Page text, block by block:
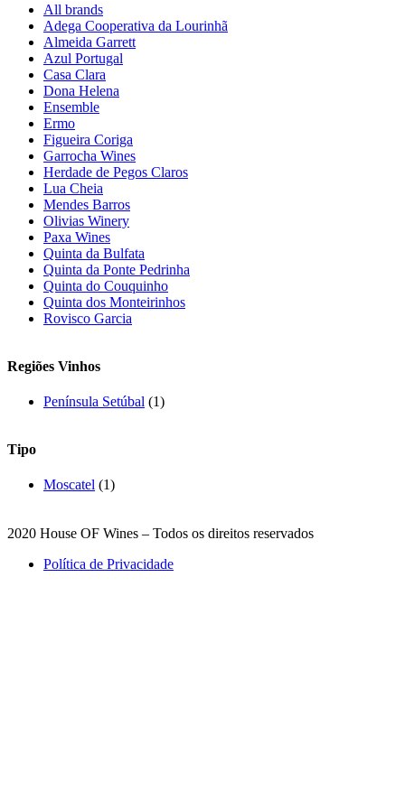
All brands
Adega Cooperativa da Lourinhã
Almeida Garrett
Azul Portugal
Casa Clara
Dona Helena
Ensemble
Ermo
Figueira Coriga
Garrocha Wines
Herdade de Pegos Claros
Lua Cheia
Mendes Barros
Olivias Winery
Paxa Wines
Quinta da Bulfata
Quinta da Ponte Pedrinha
Quinta do Couquinho
Quinta dos Monteirinhos
Rovisco Garcia
Regiões Vinhos
Península Setúbal (1)
Tipo
Moscatel (1)
2020 House OF Wines – Todos os direitos reservados
Política de Privacidade